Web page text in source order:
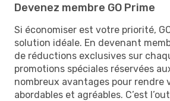
Devenez membre GO Prime
Si économiser est votre priorité,
solution idéale. En devenant
de réductions exclusives sur
promotions spéciales réservées
nombreux avantages pour rendre
abordables et agréables. C’est